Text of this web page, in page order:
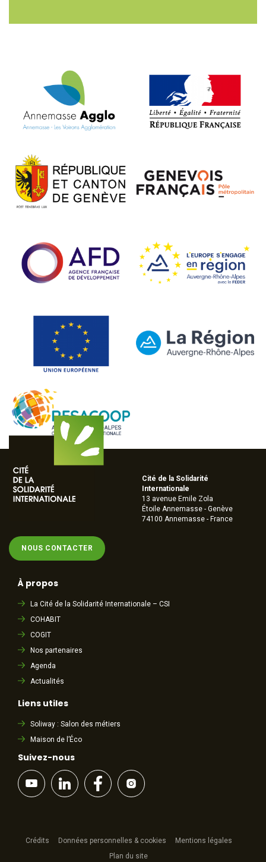
NOUS CONTACTER
Cité de la Solidarité
Internationale
13 avenue Emile Zola
Étoile Annemasse - Genève
74100 Annemasse - France
À propos
La Cité de la Solidarité Internationale – CSI
COHABIT
COGIT
Nos partenaires
Agenda
Actualités
Liens utiles
Soliway : Salon des métiers
Maison de l’Éco
Suivez-nous
Crédits Données personnelles & cookies
Mentions légales
Plan du site